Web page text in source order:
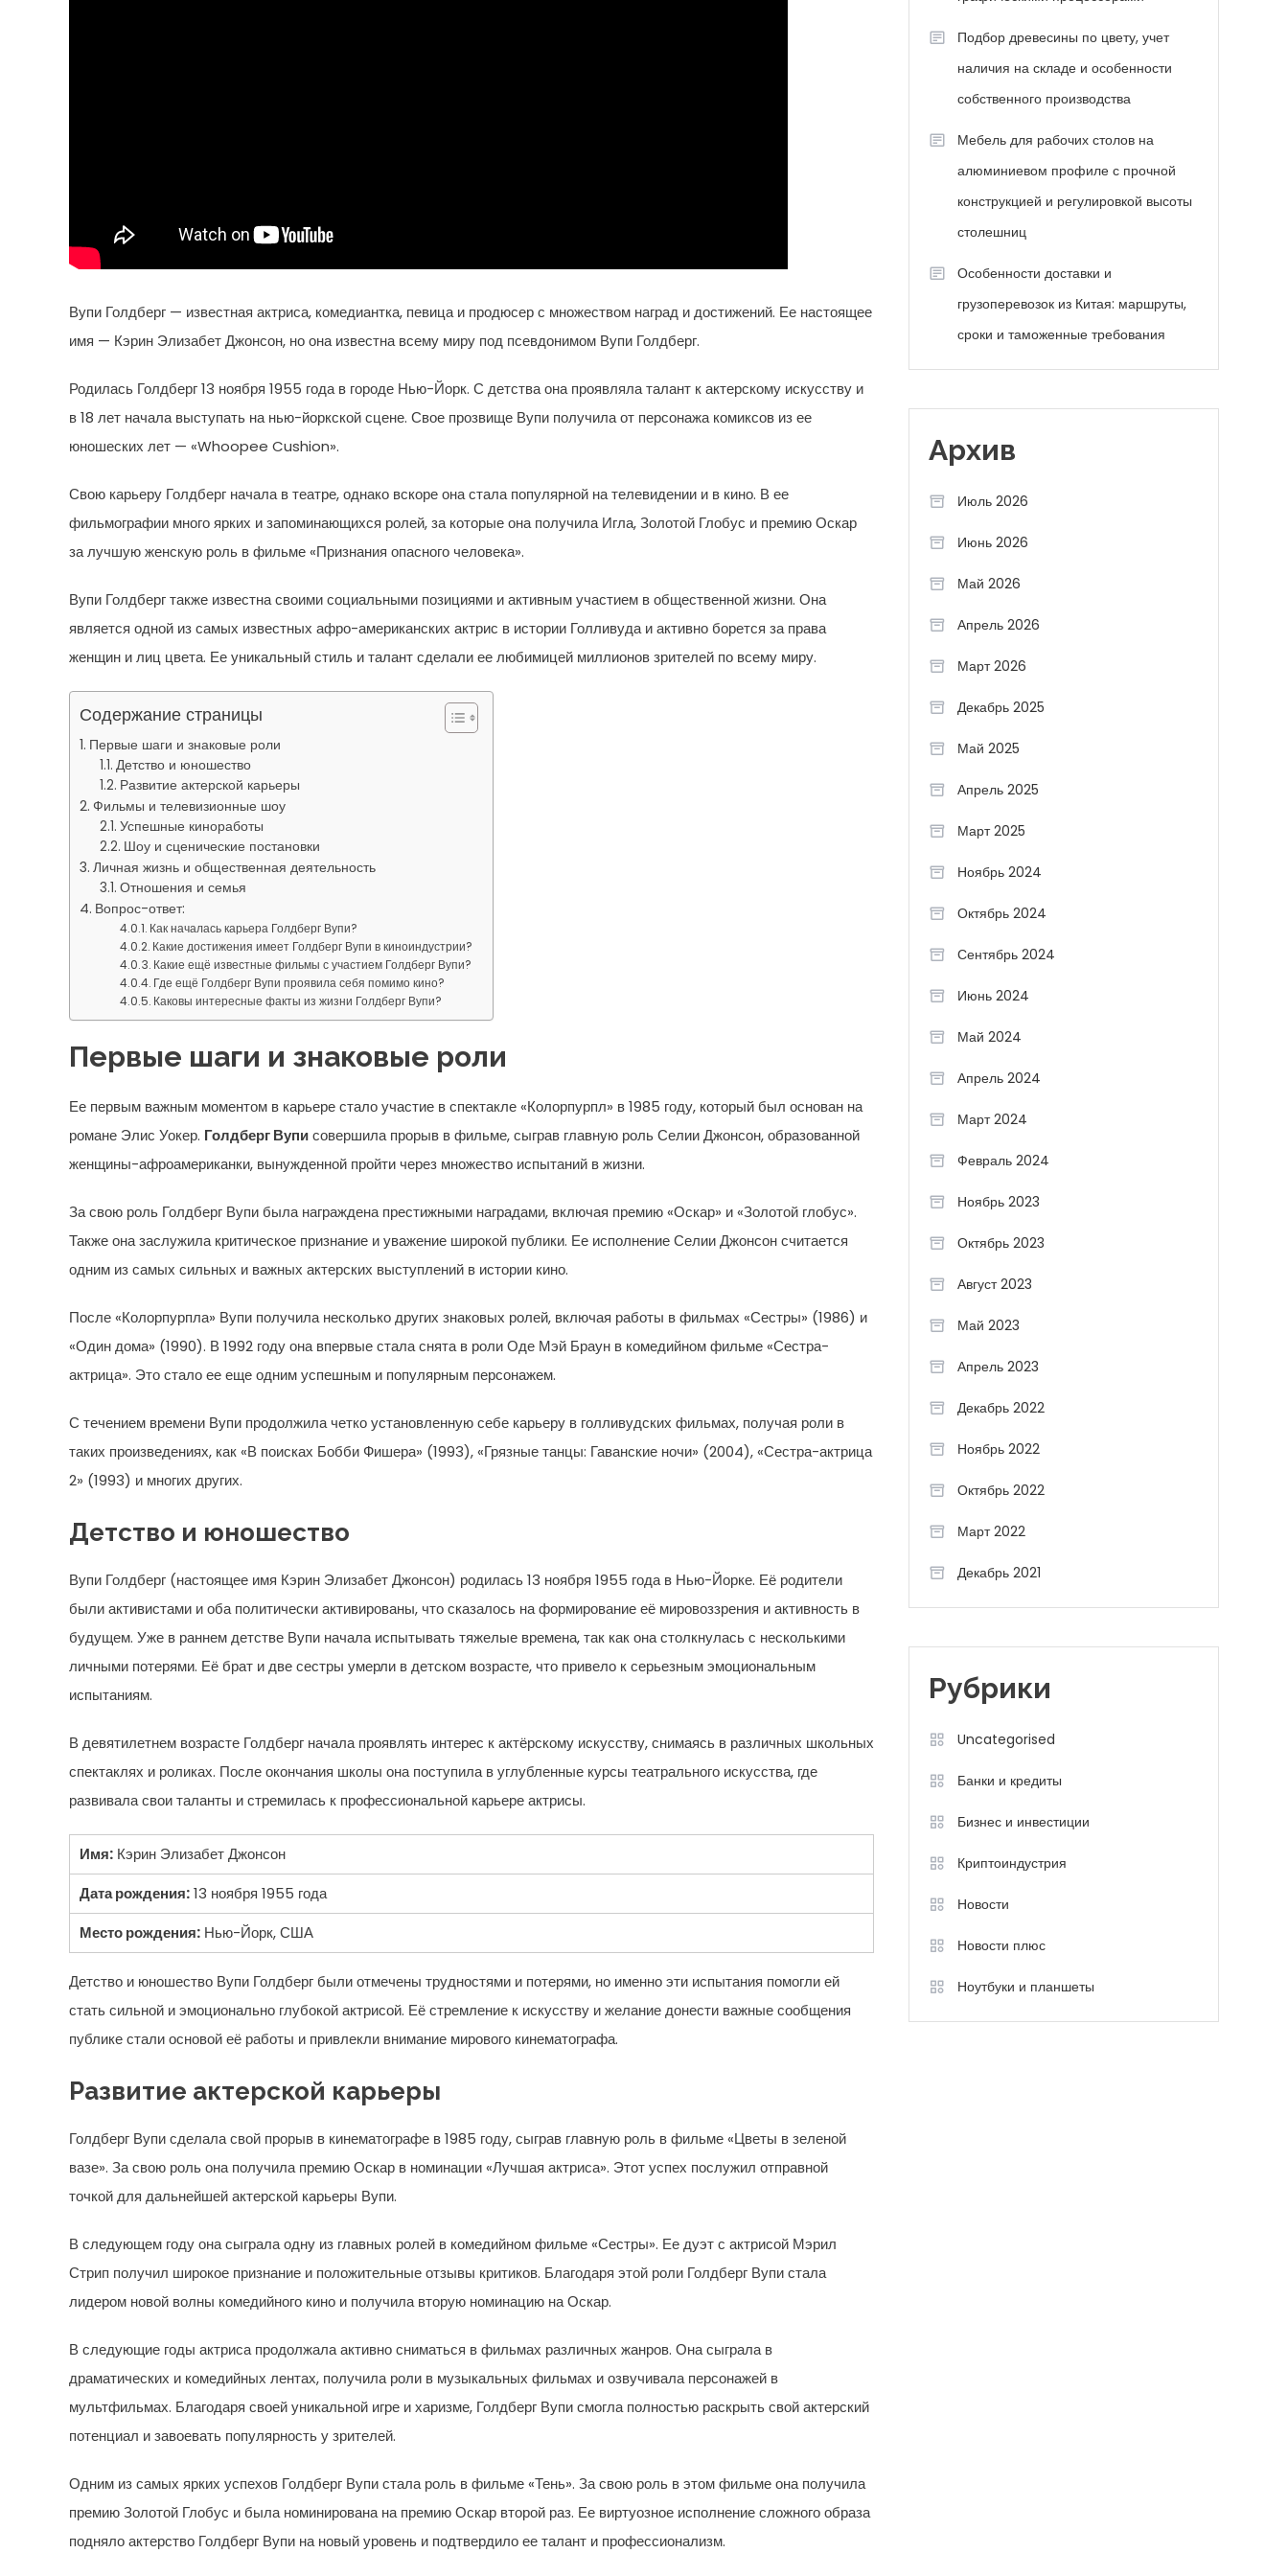
Вупи Голдберг — известная актриса, комедиантка, певица и продюсер с множеством наград и достижений. Ее настоящее
имя — Кэрин Элизабет Джонсон, но она известна всему миру под псевдонимом Вупи Голдберг.
Родилась Голдберг 13 ноября 1955 года в городе Нью-Йорк. С детства она проявляла талант к актерскому искусству и
в 18 лет начала выступать на нью-йоркской сцене. Свое прозвище Вупи получила от персонажа комиксов из ее
юношеских лет — «Whoopee Cushion».
Свою карьеру Голдберг начала в театре, однако вскоре она стала популярной на телевидении и в кино. В ее
фильмографии много ярких и запоминающихся ролей, за которые она получила Игла, Золотой Глобус и премию Оскар
за лучшую женскую роль в фильме «Признания опасного человека».
Вупи Голдберг также известна своими социальными позициями и активным участием в общественной жизни. Она
является одной из самых известных афро-американских актрис в истории Голливуда и активно борется за права
женщин и лиц цвета. Ее уникальный стиль и талант сделали ее любимицей миллионов зрителей по всему миру.
Содержание страницы
Первые шаги и знаковые роли
Детство и юношество
Развитие актерской карьеры
Фильмы и телевизионные шоу
Успешные киноработы
Шоу и сценические постановки
Личная жизнь и общественная деятельность
Отношения и семья
Вопрос-ответ:
Как началась карьера Голдберг Вупи?
Какие достижения имеет Голдберг Вупи в киноиндустрии?
Какие ещё известные фильмы с участием Голдберг Вупи?
Где ещё Голдберг Вупи проявила себя помимо кино?
Каковы интересные факты из жизни Голдберг Вупи?
Первые шаги и знаковые роли
Ее первым важным моментом в карьере стало участие в спектакле «Колорпурпл» в 1985 году, который был основан на
романе Элис Уокер. Голдберг Вуписовершила прорыв в фильме, сыграв главную роль Селии Джонсон, образованной
женщины-афроамериканки, вынужденной пройти через множество испытаний в жизни.
За свою роль Голдберг Вупи была награждена престижными наградами, включая премию «Оскар» и «Золотой глобус».
Также она заслужила критическое признание и уважение широкой публики. Ее исполнение Селии Джонсон считается
одним из самых сильных и важных актерских выступлений в истории кино.
После «Колорпурпла» Вупи получила несколько других знаковых ролей, включая работы в фильмах «Сестры» (1986) и
«Один дома» (1990). В 1992 году она впервые стала снята в роли Оде Мэй Браун в комедийном фильме «Сестра-
актрица». Это стало ее еще одним успешным и популярным персонажем.
С течением времени Вупи продолжила четко установленную себе карьеру в голливудских фильмах, получая роли в
таких произведениях, как «В поисках Бобби Фишера» (1993), «Грязные танцы: Гаванские ночи» (2004), «Сестра-актрица
2» (1993) и многих других.
Детство и юношество
Вупи Голдберг (настоящее имя Кэрин Элизабет Джонсон) родилась 13 ноября 1955 года в Нью-Йорке. Её родители
были активистами и оба политически активированы, что сказалось на формирование её мировоззрения и активность в
будущем. Уже в раннем детстве Вупи начала испытывать тяжелые времена, так как она столкнулась с несколькими
личными потерями. Её брат и две сестры умерли в детском возрасте, что привело к серьезным эмоциональным
испытаниям.
В девятилетнем возрасте Голдберг начала проявлять интерес к актёрскому искусству, снимаясь в различных школьных
спектаклях и роликах. После окончания школы она поступила в углубленные курсы театрального искусства, где
развивала свои таланты и стремилась к профессиональной карьере актрисы.
Имя: Кэрин Элизабет Джонсон
Дата рождения:13 ноября 1955 года
Место рождения: Нью-Йорк, США
Детство и юношество Вупи Голдберг были отмечены трудностями и потерями, но именно эти испытания помогли ей
стать сильной и эмоционально глубокой актрисой. Её стремление к искусству и желание донести важные сообщения
публике стали основой её работы и привлекли внимание мирового кинематографа.
Развитие актерской карьеры
Голдберг Вупи сделала свой прорыв в кинематографе в 1985 году, сыграв главную роль в фильме «Цветы в зеленой
вазе». За свою роль она получила премию Оскар в номинации «Лучшая актриса». Этот успех послужил отправной
точкой для дальнейшей актерской карьеры Вупи.
В следующем году она сыграла одну из главных ролей в комедийном фильме «Сестры». Ее дуэт с актрисой Мэрил
Стрип получил широкое признание и положительные отзывы критиков. Благодаря этой роли Голдберг Вупи стала
лидером новой волны комедийного кино и получила вторую номинацию на Оскар.
В следующие годы актриса продолжала активно сниматься в фильмах различных жанров. Она сыграла в
драматических и комедийных лентах, получила роли в музыкальных фильмах и озвучивала персонажей в
мультфильмах. Благодаря своей уникальной игре и харизме, Голдберг Вупи смогла полностью раскрыть свой актерский
потенциал и завоевать популярность у зрителей.
Одним из самых ярких успехов Голдберг Вупи стала роль в фильме «Тень». За свою роль в этом фильме она получила
премию Золотой Глобус и была номинирована на премию Оскар второй раз. Ее виртуозное исполнение сложного образа
подняло актерство Голдберг Вупи на новый уровень и подтвердило ее талант и профессионализм.
Подбор древесины по цвету, учет
наличия на складе и особенности
собственного производства
Мебель для рабочих столов на
алюминиевом профиле с прочной
конструкцией и регулировкой высоты
столешниц
Особенности доставки и
грузоперевозок из Китая: маршруты,
сроки и таможенные требования
Архив
Июль 2026
Июнь 2026
Май 2026
Апрель 2026
Март 2026
Декабрь 2025
Май 2025
Апрель 2025
Март 2025
Ноябрь 2024
Октябрь 2024
Сентябрь 2024
Июнь 2024
Май 2024
Апрель 2024
Март 2024
Февраль 2024
Ноябрь 2023
Октябрь 2023
Август 2023
Май 2023
Апрель 2023
Декабрь 2022
Ноябрь 2022
Октябрь 2022
Март 2022
Декабрь 2021
Рубрики
Uncategorised
Банки и кредиты
Бизнес и инвестиции
Криптоиндустрия
Новости
Новости плюс
Ноутбуки и планшеты